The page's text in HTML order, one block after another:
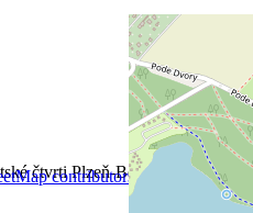
contributors
čtvrti Plzeň-Bolevec